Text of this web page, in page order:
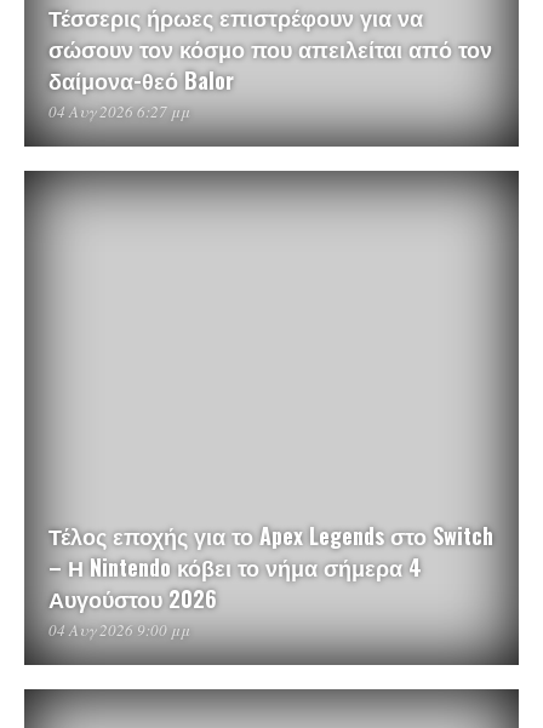
Τέσσερις ήρωες επιστρέφουν για να
σώσουν τον κόσμο που απειλείται από τον
δαίμονα-θεό Balor
04 Αυγ 2026 6:27 μμ
Τέλος εποχής για το Apex Legends στο Switch
– Η Nintendo κόβει το νήμα σήμερα 4
Αυγούστου 2026
04 Αυγ 2026 9:00 μμ